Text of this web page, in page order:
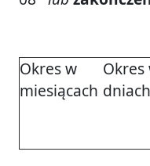
Okres w
miesiącach
Okres
dniach